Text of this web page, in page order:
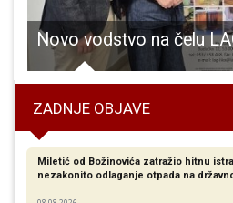
Novo vodstvo na čelu
ZADNJE OBJAVE
Miletić od Božinovića zatražio hitnu
nezakonito odlaganje otpada na